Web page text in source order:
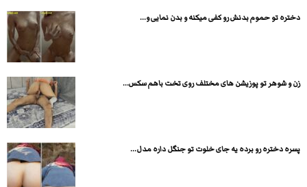
دختره تو حموم بدنش رو کفی میکنه و بدن نمایی و...
زن و شوهر تو پوزیشن های مختلف روی تخت باهم سکس...
پسره دختره رو برده یه جای خلوت تو جنگل داره مدل...